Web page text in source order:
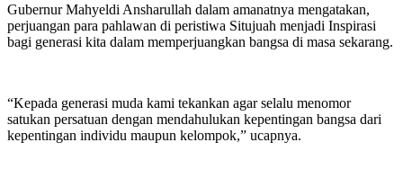
Gubernur Mahyeldi Ansharullah dalam amanatnya mengatakan,
perjuangan para pahlawan di peristiwa Situjuah menjadi Inspirasi
bagi generasi kita dalam memperjuangkan bangsa di masa sekarang.
“Kepada generasi muda kami tekankan agar selalu menomor
satukan persatuan dengan mendahulukan kepentingan bangsa dari
kepentingan individu maupun kelompok,” ucapnya.